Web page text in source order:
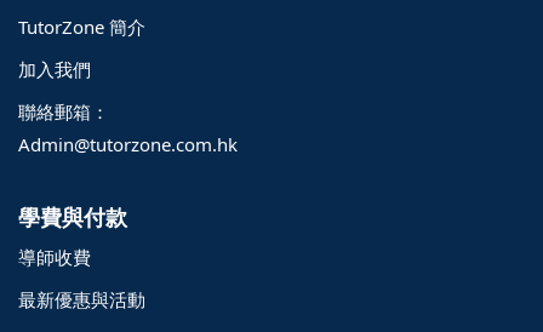
TutorZone 簡介
加入我們
聯絡郵箱：
Admin@tutorzone.com.hk
學費與付款
導師收費
最新優惠與活動